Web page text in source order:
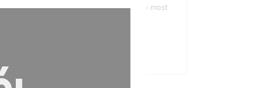
tervezőket bemutató sorozatunkban most